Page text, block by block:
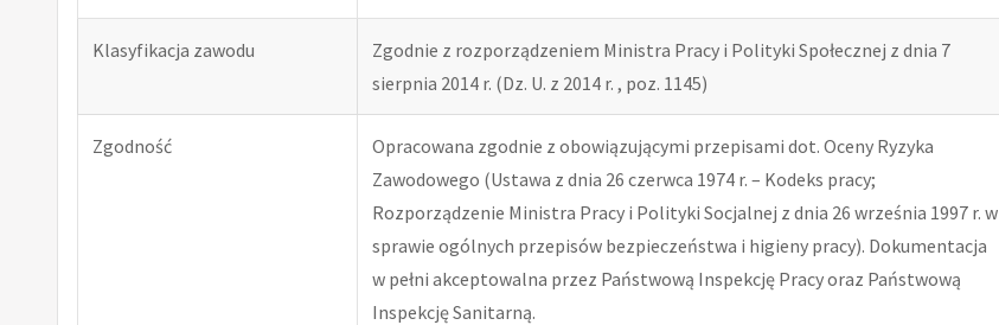
Klasyfikacja zawodu
Zgodnie z rozporządzeniem Ministra Pracy i Polityki Społecznej z dnia 7
sierpnia 2014 r. (Dz. U. z 2014 r. , poz. 1145)
Zgodność
Opracowana zgodnie z obowiązującymi przepisami dot. Oceny Ryzyka
Zawodowego (Ustawa z dnia 26 czerwca 1974 r. – Kodeks pracy;
Rozporządzenie Ministra Pracy i Polityki Socjalnej z dnia 26 września 1997 r. w
sprawie ogólnych przepisów bezpieczeństwa i higieny pracy). Dokumentacja
w pełni akceptowalna przez Państwową Inspekcję Pracy oraz Państwową
Inspekcję Sanitarną.